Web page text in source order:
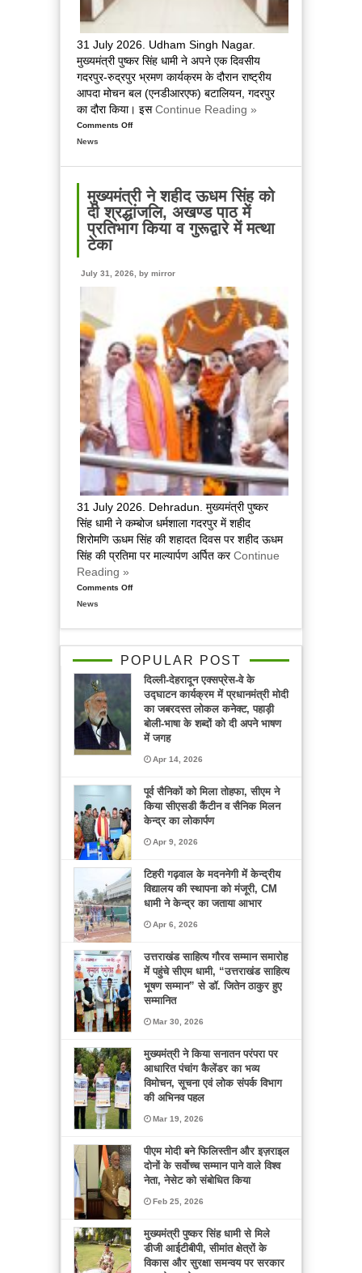
31 July 2026. Udham Singh Nagar.
मुख्यमंत्री पुष्कर सिंह धामी ने अपने एक दिवसीय
गदरपुर-रुद्रपुर भ्रमण कार्यक्रम के दौरान राष्ट्रीय
आपदा मोचन बल (एनडीआरएफ) बटालियन, गदरपुर
का दौरा किया। इसContinue Reading »
Comments Offon
धामी
ने
एनडीआरएफ
का
से
संवाद
कर
आपदा
प्रबंधन
व्यवस्थाओं
ली
जानकारी
News
मुख्यमंत्री ने शहीद ऊधम सिंह को
दी श्रद्धांजलि, अखण्ड पाठ में
प्रतिभाग किया व गुरूद्वारे में मत्था
टेका
July 31, 2026, by mirror
31 July 2026. Dehradun. मुख्यमंत्री पुष्कर
सिंह धामी ने कम्बोज धर्मशाला गदरपुर में शहीद
शिरोमणि ऊधम सिंह की शहादत दिवस पर शहीद ऊधम
सिंह की प्रतिमा पर माल्यार्पण अर्पित करContinue
Reading »
Comments Offon
श्रद्धांजलि,
अखण्ड
किया
News
POPULAR POST
दिल्ली-देहरादून एक्सप्रेस-वे के
उद्घाटन कार्यक्रम में प्रधानमंत्री मोदी
का जबरदस्त लोकल कनेक्ट, पहाड़ी
बोली-भाषा के शब्दों को दी अपने भाषण
में जगह
Apr 14, 2026
पूर्व सैनिकों को मिला तोहफा, सीएम ने
किया सीएसडी कैंटीन व सैनिक मिलन
केन्द्र का लोकार्पण
Apr 9, 2026
टिहरी गढ़वाल के मदननेगी में केन्द्रीय
विद्यालय की स्थापना को मंजूरी, CM
धामी ने केन्द्र का जताया आभार
Apr 6, 2026
उत्तराखंड साहित्य गौरव सम्मान समारोह
में पहुंचे सीएम धामी, “उत्तराखंड साहित्य
भूषण सम्मान” से डॉ. जितेन ठाकुर हुए
सम्मानित
Mar 30, 2026
मुख्यमंत्री ने किया सनातन परंपरा पर
आधारित पंचांग कैलेंडर का भव्य
विमोचन, सूचना एवं लोक संपर्क विभाग
की अभिनव पहल
Mar 19, 2026
पीएम मोदी बने फिलिस्तीन और इज़राइल
दोनों के सर्वोच्च सम्मान पाने वाले विश्व
नेता, नेसेट को संबोधित किया
Feb 25, 2026
मुख्यमंत्री पुष्कर सिंह धामी से मिले
डीजी आईटीबीपी, सीमांत क्षेत्रों के
विकास और सुरक्षा समन्वय पर सरकार